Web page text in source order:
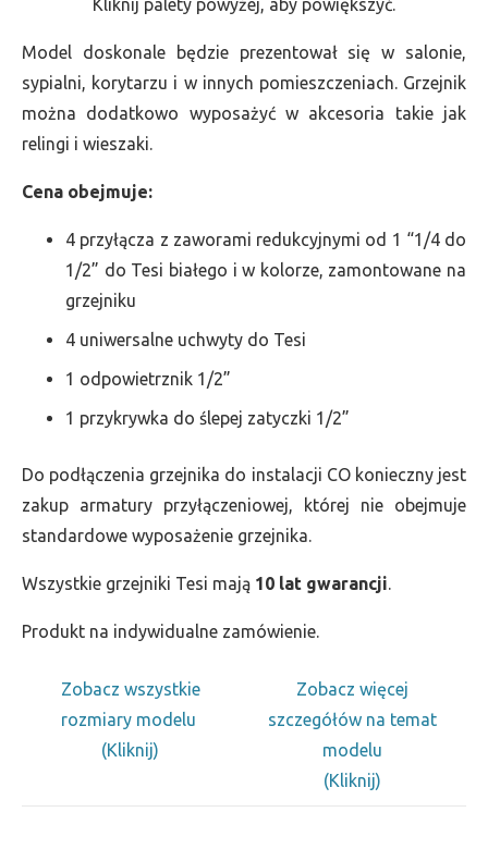
Kliknij palety powyżej, aby powiększyć.
Model doskonale będzie prezentował się w salonie,
sypialni, korytarzu i w innych pomieszczeniach. Grzejnik
można dodatkowo wyposażyć w akcesoria takie jak
relingi i wieszaki.
Cena obejmuje:
4 przyłącza z zaworami redukcyjnymi od 1 “1/4 do
1/2” do Tesi białego i w kolorze, zamontowane na
grzejniku
4 uniwersalne uchwyty do Tesi
1 odpowietrznik 1/2”
1 przykrywka do ślepej zatyczki 1/2”
Do podłączenia grzejnika do instalacji CO konieczny jest
zakup armatury przyłączeniowej, której nie obejmuje
standardowe wyposażenie grzejnika.
Wszystkie grzejniki Tesi mają 10 lat gwarancji.
Produkt na indywidualne zamówienie.
Zobacz wszystkie
rozmiary modelu
(Kliknij)
Zobacz więcej
szczegółów na temat
modelu
(Kliknij)